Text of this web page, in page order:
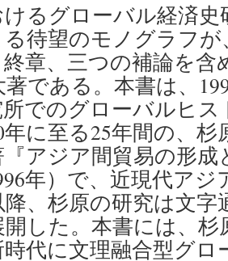
るグローバル経済史
待望のモノグラフ
章、三つの補論を含
である。本書は、
でのグローバルヒ
年に至る25年間の、
アジア間貿易の形
年）で、近現代ア
、杉原の研究は文
した。本書には、杉
代に文理融合型グロ